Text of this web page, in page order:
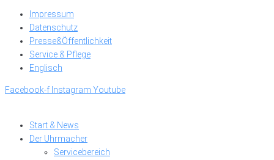
Impressum
Datenschutz
Presse&Öffentlichkeit
Service & Pflege
Englisch
Facebook-f Instagram Youtube
Start & News
Der Uhrmacher
Servicebereich